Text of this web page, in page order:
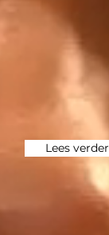
Lees verder